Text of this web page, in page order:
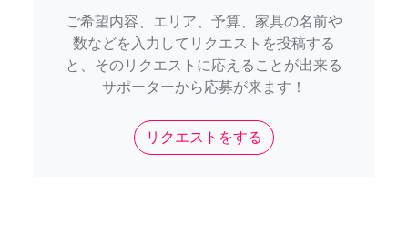
ご希望内容、エリア、予算、家具の名前や
数などを入力してリクエストを投稿する
と、そのリクエストに応えることが出来る
サポーターから応募が来ます！
リクエストをする